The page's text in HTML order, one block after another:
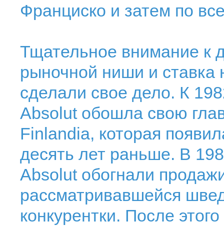
Франциско и затем по
Тщательное внимание к
рыночной ниши и ставка
сделали свое дело. К
Absolut обошла свою
Finlandia, которая
десять лет раньше. В
Absolut обогнали
рассматривавшейся
конкурентки. После